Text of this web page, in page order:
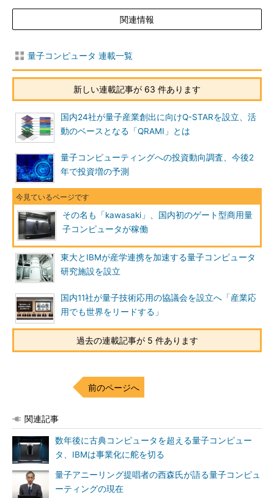
関連情報
量子コンピュータ 連載一覧
新しい連載記事が 63 件あります
国内24社が量子産業創出に向けQ-STARを設立、活
動のベースとなる「QRAMI」とは
量子コンピューティングへの投資動向調査、今後2
年で投資増の予測
その名も「kawasaki」、国内初のゲート型商用量
子コンピュータが稼働
東大とIBMが産学連携を加速する量子コンピュータ
研究施設を設立
国内11社が量子技術応用の協議会を設立へ「産業応
用でも世界をリードする」
過去の連載記事が 5 件あります
前のページへ
関連記事
数年後に古典コンピュータを超える量子コンピュー
タ、IBMは事業化に舵を切る
量子アニーリング提唱者の西森氏が語る量子コンピュ
ーティングの現在